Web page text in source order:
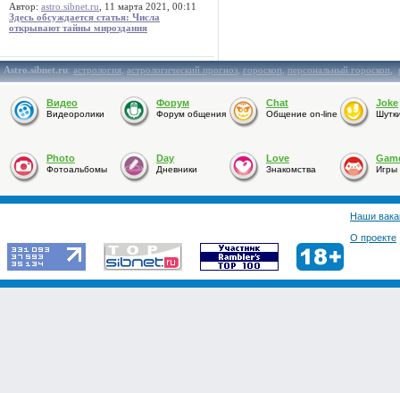
Автор: astro.sibnet.ru , 11 марта 2021, 00:11
Здесь обсуждается статья: Числа
открывают тайны мироздания
Astro.sibnet.ru:астрология,астрологический прогноз,гороскоп,персональный гороскоп,
Видео
Видеоролики
Форум
Форум общения
Chat
Общение on-line
Joke
Photo
Фотоальбомы
Day
Дневники
Love
Знакомства Игры
Наши
О проекте